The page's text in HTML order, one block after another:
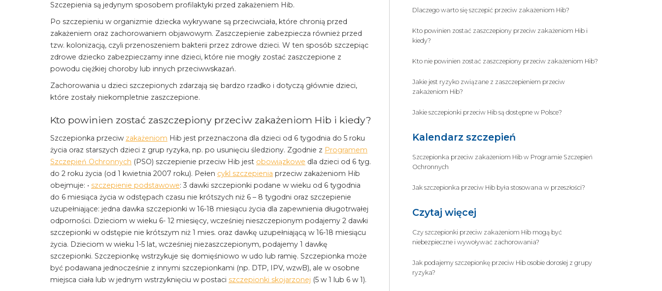
Dlaczego warto się szczepić przeciw zakażeniom Hib?
Kto powinien zostać zaszczepiony przeciw zakażeniom Hib i
kiedy?
Kto nie powinien zostać zaszczepiony przeciw zakażeniom Hib?
Jakie jest ryzyko związane z zaszczepieniem przeciw
zakażeniom Hib?
Jakie szczepionki przeciw Hib są dostępne w Polsce?
Kalendarz szczepień
Szczepionka przeciw zakażeniom Hib w Programie Szczepień
Ochronnych
Jak szczepionka przeciw Hib była stosowana w przeszłości?
Czytaj więcej
Czy szczepionki przeciw zakażeniom Hib mogą być
niebezpieczne i wywoływać zachorowania?
Jak podajemy szczepionkę przeciw Hib osobie dorosłej z grupy
ryzyka?
Szczepienia są jedynym sposobem profilaktyki przed zakażeniem Hib.
Po szczepieniu w organizmie dziecka wykrywane są przeciwciała, które chronią przed
zakażeniem oraz zachorowaniem objawowym. Zaszczepienie zabezpiecza również przed
tzw. kolonizacją, czyli przenoszeniem bakterii przez zdrowe dzieci. W ten sposób szczepiąc
zdrowe dziecko zabezpieczamy inne dzieci, które nie mogły zostać zaszczepione z
powodu ciężkiej choroby lub innych przeciwwskazań.
Zachorowania u dzieci szczepionych zdarzają się bardzo rzadko i dotyczą głównie dzieci,
które zostały niekompletnie zaszczepione.
Kto powinien zostać zaszczepiony przeciw zakażeniom Hib i kiedy?
Szczepionka przeciw zakażeniom Hib jest przeznaczona dla dzieci od 6 tygodnia do 5 roku
życia oraz starszych dzieci z grup ryzyka, np. po usunięciu śledziony. Zgodnie z Programem
Szczepień Ochronnych (PSO) szczepienie przeciw Hib jest obowiązkowe dla dzieci od 6 tyg.
do 2 roku życia (od 1 kwietnia 2007 roku). Pełen cykl szczepienia przeciw zakażeniom Hib
obejmuje: • szczepienie podstawowe: 3 dawki szczepionki podane w wieku od 6 tygodnia
do 6 miesiąca życia w odstępach czasu nie krótszych niż 6 – 8 tygodni oraz szczepienie
uzupełniające: jedna dawka szczepionki w 16-18 miesiącu życia dla zapewnienia długotrwałej
odporności. Dzieciom w wieku 6- 12 miesięcy, wcześniej nieszczepionym podajemy 2 dawki
szczepionki w odstępie nie krótszym niż 1 mies. oraz dawkę uzupełniającą w 16-18 miesiącu
życia. Dzieciom w wieku 1-5 lat, wcześniej niezaszczepionym, podajemy 1 dawkę
szczepionki. Szczepionkę wstrzykuje się domięśniowo w udo lub ramię. Szczepionka może
być podawana jednocześnie z innymi szczepionkami (np. DTP, IPV, wzwB), ale w osobne
miejsca ciała lub w jednym wstrzyknięciu w postaci szczepionki skojarzonej (5 w 1 lub 6 w 1).